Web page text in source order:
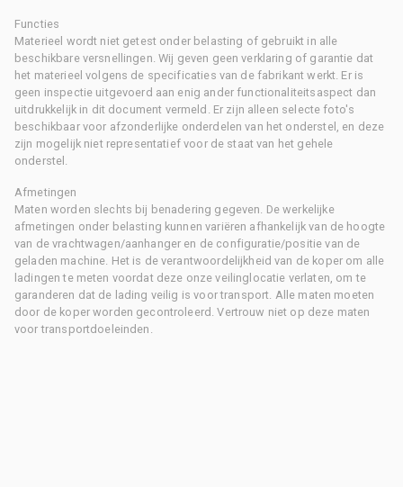
Functies
Materieel wordt niet getest onder belasting of gebruikt in alle
beschikbare versnellingen. Wij geven geen verklaring of garantie dat
het materieel volgens de specificaties van de fabrikant werkt. Er is
geen inspectie uitgevoerd aan enig ander functionaliteitsaspect dan
uitdrukkelijk in dit document vermeld. Er zijn alleen selecte foto's
beschikbaar voor afzonderlijke onderdelen van het onderstel, en deze
zijn mogelijk niet representatief voor de staat van het gehele
onderstel.
Afmetingen
Maten worden slechts bij benadering gegeven. De werkelijke
afmetingen onder belasting kunnen variëren afhankelijk van de hoogte
van de vrachtwagen/aanhanger en de configuratie/positie van de
geladen machine. Het is de verantwoordelijkheid van de koper om alle
ladingen te meten voordat deze onze veilinglocatie verlaten, om te
garanderen dat de lading veilig is voor transport. Alle maten moeten
door de koper worden gecontroleerd. Vertrouw niet op deze maten
voor transportdoeleinden.